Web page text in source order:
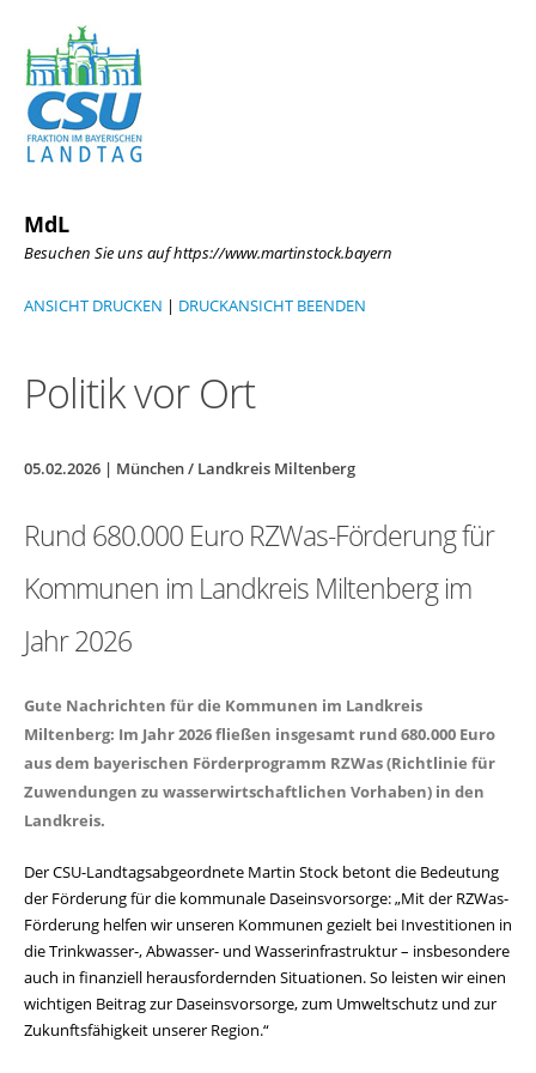
MdL
Besuchen Sie uns auf https://www.martinstock.bayern
ANSICHT DRUCKEN | DRUCKANSICHT BEENDEN
Politik vor Ort
05.02.2026 | München / Landkreis Miltenberg
Rund 680.000 Euro RZWas-Förderung für
Kommunen im Landkreis Miltenberg im
Jahr 2026
Gute Nachrichten für die Kommunen im Landkreis
Miltenberg: Im Jahr 2026 fließen insgesamt rund 680.000 Euro
aus dem bayerischen Förderprogramm RZWas (Richtlinie für
Zuwendungen zu wasserwirtschaftlichen Vorhaben) in den
Landkreis.
Der CSU-Landtagsabgeordnete Martin Stock betont die Bedeutung
der Förderung für die kommunale Daseinsvorsorge: „Mit der RZWas-
Förderung helfen wir unseren Kommunen gezielt bei Investitionen in
die Trinkwasser-, Abwasser- und Wasserinfrastruktur – insbesondere
auch in finanziell herausfordernden Situationen. So leisten wir einen
wichtigen Beitrag zur Daseinsvorsorge, zum Umweltschutz und zur
Zukunftsfähigkeit unserer Region.“